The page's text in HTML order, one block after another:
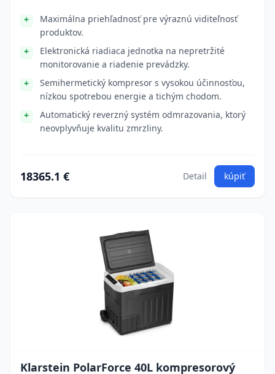
Maximálna priehľadnosť pre výraznú viditeľnosť
produktov.
Elektronická riadiaca jednotka na nepretržité
monitorovanie a riadenie prevádzky.
Semihermetický kompresor s vysokou účinnosťou,
nízkou spotrebou energie a tichým chodom.
Automatický reverzný systém odmrazovania, ktorý
neovplyvňuje kvalitu zmrzliny.
18365.1 € Detail kúpiť
Klarstein PolarForce 40L kompresorový